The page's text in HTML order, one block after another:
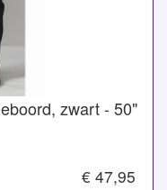
zwart - 50"
€ 47,95